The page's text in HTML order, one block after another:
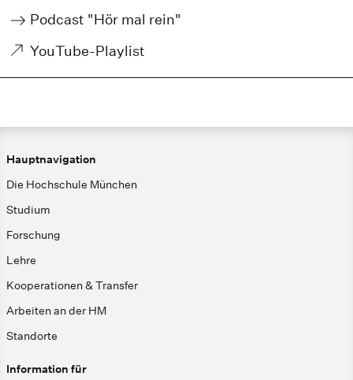
Podcast "Hör mal rein"
YouTube-Playlist
Hauptnavigation
Die Hochschule München
Studium
Forschung
Lehre
Kooperationen & Transfer
Arbeiten an der HM
Standorte
Information für